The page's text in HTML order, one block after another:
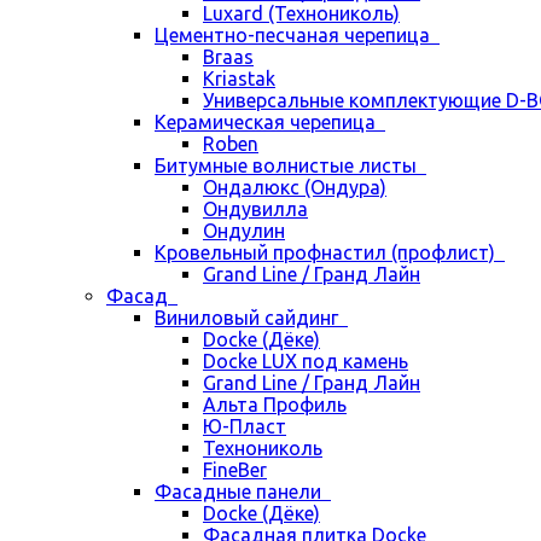
Luxard (Технониколь)
Цементно-песчаная черепица
Braas
Kriastak
Универсальные комплектующие D-
Керамическая черепица
Roben
Битумные волнистые листы
Ондалюкс (Ондура)
Ондувилла
Ондулин
Кровельный профнастил (профлист)
Grand Line / Гранд Лайн
Фасад
Виниловый сайдинг
Docke (Дёке)
Docke LUX под камень
Grand Line / Гранд Лайн
Альта Профиль
Ю-Пласт
Технониколь
FineBer
Фасадные панели
Docke (Дёке)
Фасадная плитка Docke